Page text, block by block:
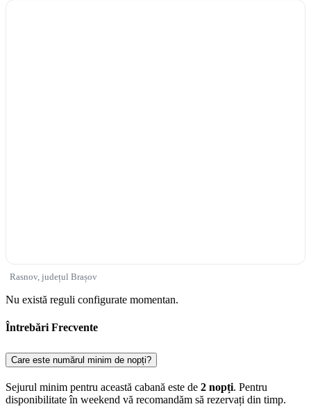
Rasnov, județul Brașov
Nu există reguli configurate momentan.
Întrebări Frecvente
Care este numărul minim de nopți?
Sejurul minim pentru această cabană este de 2 nopți. Pentru
disponibilitate în weekend vă recomandăm să rezervați din timp.